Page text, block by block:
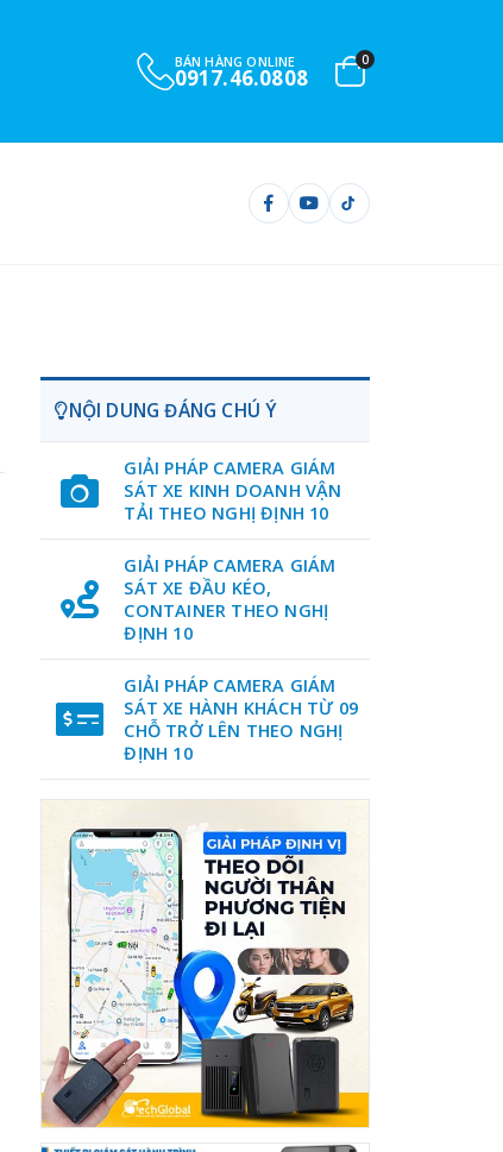
BÁN HÀNG ONLINE
0917.46.0808
0
NỘI DUNG ĐÁNG CHÚ Ý
GIẢI PHÁP CAMERA GIÁM
SÁT XE KINH DOANH VẬN
TẢI THEO NGHỊ ĐỊNH 10
GIẢI PHÁP CAMERA GIÁM
SÁT XE ĐẦU KÉO,
CONTAINER THEO NGHỊ
ĐỊNH 10
GIẢI PHÁP CAMERA GIÁM
SÁT XE HÀNH KHÁCH TỪ 09
CHỖ TRỞ LÊN THEO NGHỊ
ĐỊNH 10